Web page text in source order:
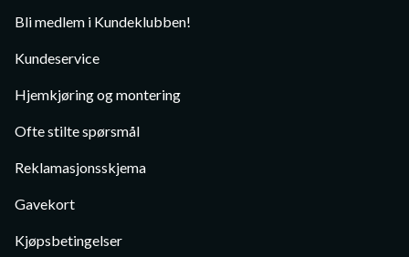
Bli medlem i Kundeklubben!
Kundeservice
Hjemkjøring og montering
Ofte stilte spørsmål
Reklamasjonsskjema
Gavekort
Kjøpsbetingelser